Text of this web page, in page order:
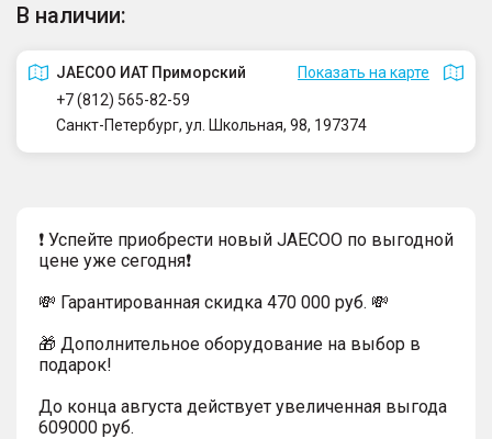
В наличии:
JAECOO ИАТ Приморский
Показать на карте
+7 (812) 565-82-59
Санкт-Петербург, ул. Школьная, 98, 197374
❗ Успейте приобрести новый JAECOO по выгодной
цене уже сегодня❗
💸 Гарантированная скидка 470 000 руб. 💸
🎁 Дополнительное оборудование на выбор в
подарок!
До конца августа действует увеличенная выгода
609000 руб.